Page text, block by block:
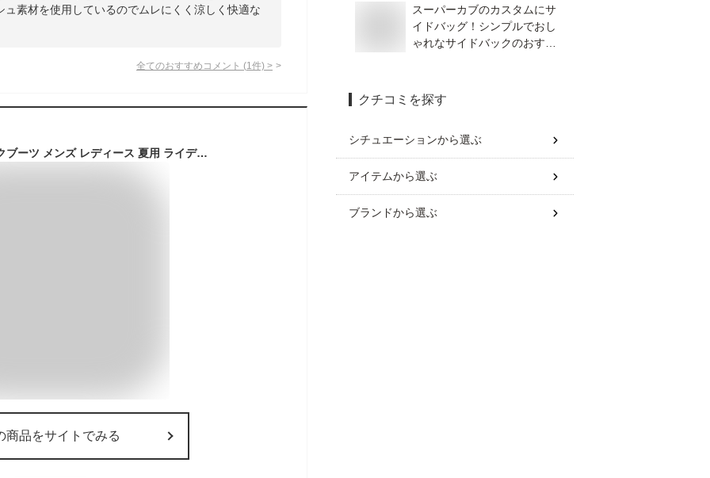
素材を使用しているのでムレにくく涼しく快適な
全てのおすすめコメント (1 件) >
ショートブーツ バイクブーツ メンズ レディース 夏用 ライディングブーツ 春秋 通気 紐/ファスナー バイク用 ショート丈シューズ Short Boots レーシング ライディングシューズ バイク用靴 レッド ブラック 送料無料
商品をサイトでみる
スーパーカブのカスタムにサ
イドバッグ！シンプルでおし
ゃれなサイドバックのおすす
クチコミを探す
シチュエーションから選ぶ
アイテムから選ぶ
ブランドから選ぶ